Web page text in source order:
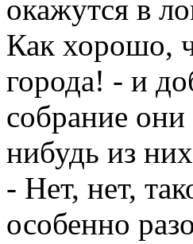
окажутся в
Как хорошо,
города! - и
собрание
нибудь из
- Нет, нет,
особенно